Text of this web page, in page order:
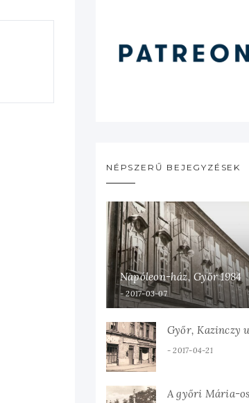
NÉPSZERŰ BEJEGYZÉSEK
Napóleon-ház, Győr 1984
2017-03-07
Győr, Kazinczy
2017-04-21
A győri Mária-